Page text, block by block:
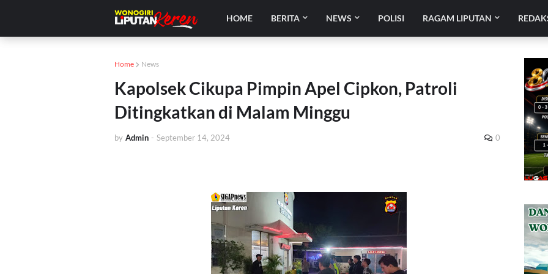
HOME BERITA NEWS POLISI RAGAM LIPUTAN
Home News
Kapolsek Cikupa Pimpin Apel Cipkon, Patroli
Ditingkatkan di Malam Minggu
by Admin - September 14, 2024 0